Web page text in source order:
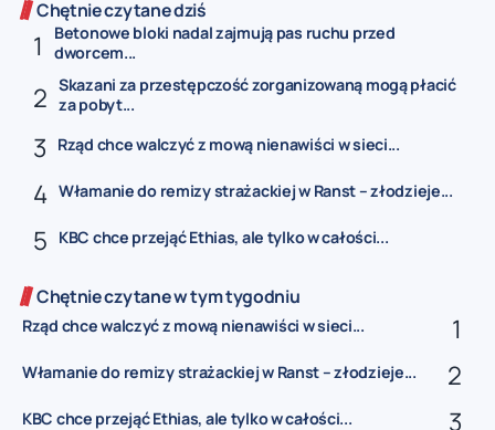
Chętnie czytane dziś
Betonowe bloki nadal zajmują pas ruchu przed
dworcem...
Skazani za przestępczość zorganizowaną mogą płacić
za pobyt...
Rząd chce walczyć z mową nienawiści w sieci...
Włamanie do remizy strażackiej w Ranst – złodzieje...
KBC chce przejąć Ethias, ale tylko w całości...
Chętnie czytane w tym tygodniu
Rząd chce walczyć z mową nienawiści w sieci...
Włamanie do remizy strażackiej w Ranst – złodzieje...
KBC chce przejąć Ethias, ale tylko w całości...